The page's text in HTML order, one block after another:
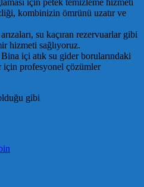
için petek temizleme hizmeti
kombinizin ömrünü uzatır ve
su kaçıran rezervuarlar gibi
hizmeti sağlıyoruz.
içi atık su gider borularındaki
için profesyonel çözümler
gibi